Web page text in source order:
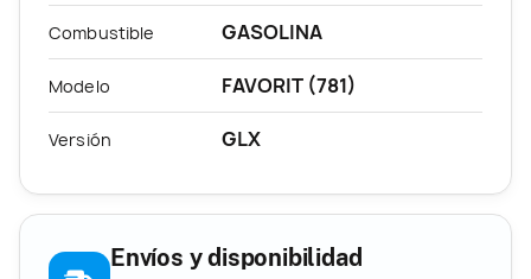
Combustible GASOLINA
Modelo FAVORIT (781)
Versión GLX
Envíos y disponibilidad